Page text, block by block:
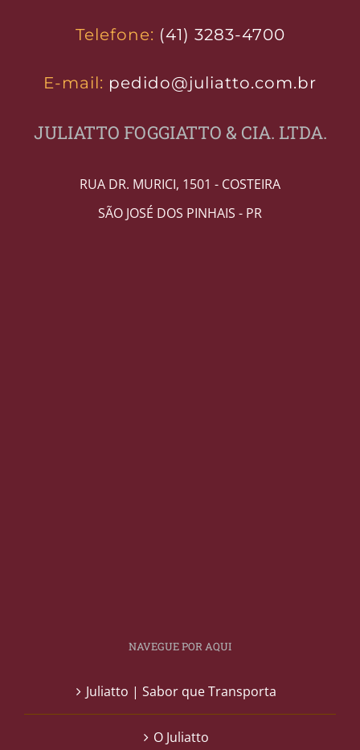
Telefone: (41) 3283-4700
E-mail: pedido@juliatto.com.br
JULIATTO FOGGIATTO & CIA. LTDA.
RUA DR. MURICI, 1501 - COSTEIRA
SÃO JOSÉ DOS PINHAIS - PR
NAVEGUE POR AQUI
Juliatto | Sabor que Transporta
O Juliatto